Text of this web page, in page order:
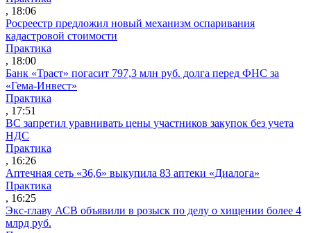
, 18:06
Росреестр предложил новый механизм оспаривания
кадастровой стоимости
Практика
, 18:00
Банк «Траст» погасит 797,3 млн руб. долга перед ФНС за
«Гема-Инвест»
Практика
, 17:51
ВС запретил уравнивать цены участников закупок без учета
НДС
Практика
, 16:26
Аптечная сеть «36,6» выкупила 83 аптеки «Диалога»
Практика
, 16:25
Экс-главу АСВ объявили в розыск по делу о хищении более 4
млрд руб.